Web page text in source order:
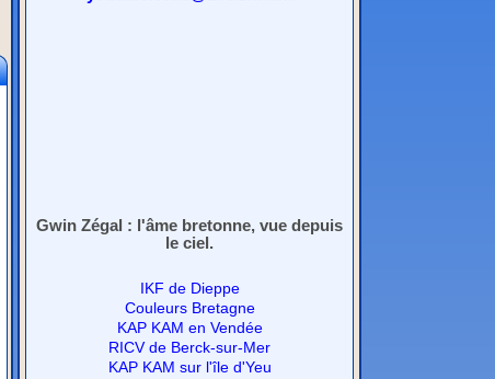
Gwin Zégal : l'âme bretonne, vue depuis
le ciel.
IKF de Dieppe
Couleurs Bretagne
KAP KAM en Vendée
RICV de Berck-sur-Mer
KAP KAM sur l'île d'Yeu